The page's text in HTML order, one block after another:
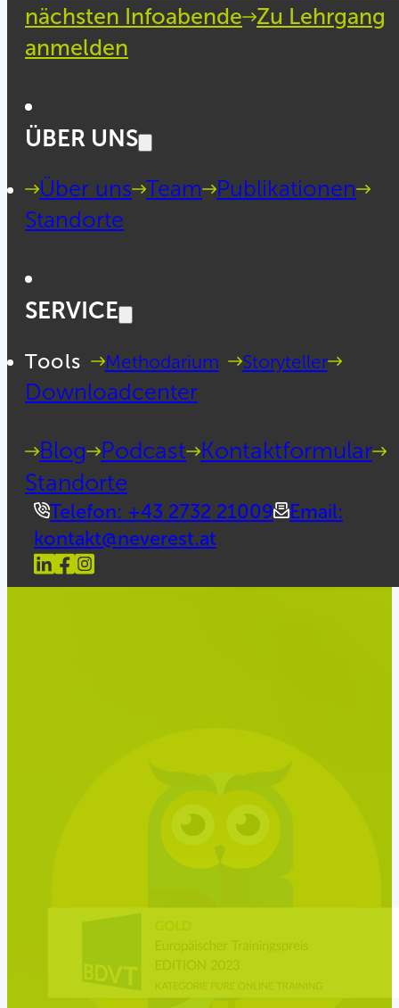
nächsten Infoabende Zu Lehrgang
anmelden
ÜBER UNS
Über uns Team
Publikationen
Standorte
SERVICE
Tools Methodarium Storyteller
Downloadcenter
Blog Podcast Kontaktformular
Standorte
Telefon: +43 2732 21009
Email:
kontakt@neverest.at